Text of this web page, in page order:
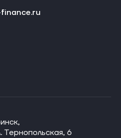
Тернопольская, 6